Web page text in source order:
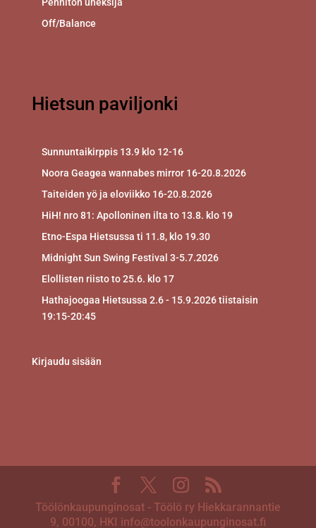
Off/Balance
Hietsun paviljonki
Sunnuntaikirppis 13.9 klo 12-16
Noora Geagea wannabes mirror 16-20.8.2026
Taiteiden yö ja eloviikko 16-20.8.2026
HiH! nro 81: Apolloninen ilta to 13.8. klo 19
Etno-Espa Hietsussa ti 11.8, klo 19.30
Midnight Sun Swing Festival 3-5.7.2026
Elollisten riisto to 25.6. klo 17
Hathajoogaa Hietsussa 2.6 - 15.9.2026 tiistaisin
19:15-20:45
Kirjaudu sisään
Töölönkaupunginosat - Töölö ry Hiekkarannantie
9, 00100, HKI info@toolonkaupunginosat.fi